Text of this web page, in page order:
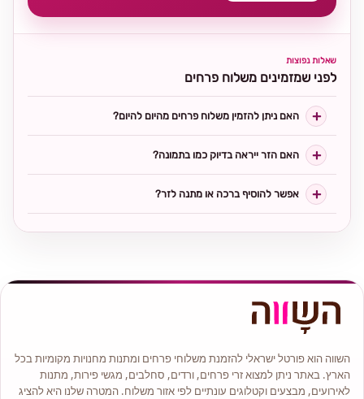
שאלות נפוצות
לפני שמזמינים משלוח פרחים
האם ניתן להזמין משלוח פרחים מהיום להיום?
האם הזר ייראה בדיוק כמו בתמונה?
אפשר להוסיף ברכה או מתנה לזר?
השווה הוא פורטל ישראלי להזמנת משלוחי פרחים ומתנות מחנויות מקומיות בכל
הארץ. באתר ניתן למצוא זרי פרחים, ורדים, סחלבים, מגשי פירות, מתנות
לאירועים, מבצעים וקטלוגים עונתיים לפי אזור משלוח. המטרה שלנו היא להציג